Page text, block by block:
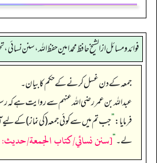
فوائد ومسائل از الشيخ حافظ محمد امين حفظ الله، سنن نسائي،
جمعہ کے دن غسل کرنے کے حکم کا بیان۔
عبداللہ بن عمر رضی اللہ عنہم سے روایت ہے کہ
فرمایا:”جب تم میں سے کوئی جمعہ (کی نماز) کے
لے۔‏‏‏‏“[سنن نسائي/كتاب الجمعة/حدیث: 1377]